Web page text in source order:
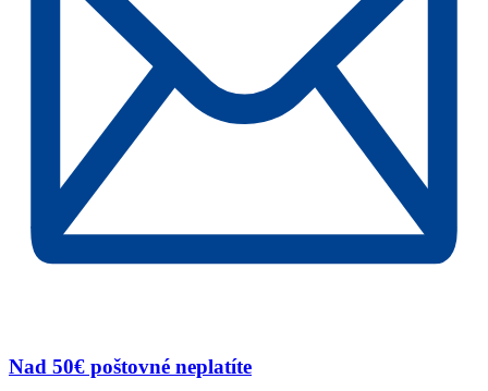
Nad 50€ poštovné neplatíte